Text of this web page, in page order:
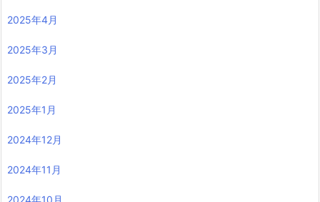
2025年4月
2025年3月
2025年2月
2025年1月
2024年12月
2024年11月